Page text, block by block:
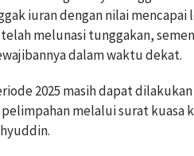
iuran dengan nilai mencapai
melunasi tunggakan,
dalam waktu dekat.
2025 masih dapat
melalui surat kuasa